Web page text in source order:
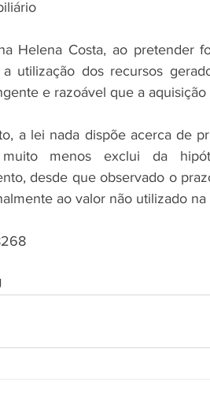
Helena Costa, ao pretender
a utilização dos recursos
e razoável que a
a lei nada dispõe acerca de
muito menos exclui da
desde que observado o
ao valor não utilizado